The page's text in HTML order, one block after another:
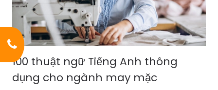
100 thuật ngữ Tiếng Anh thông
dụng cho ngành may mặc